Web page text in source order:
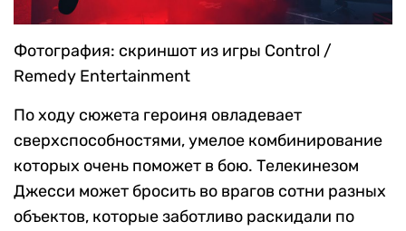
Фотография: скриншот из игры Control /
Remedy Entertainment
По ходу сюжета героиня овладевает
сверхспособностями, умелое комбинирование
которых очень поможет в бою. Телекинезом
Джесси может бросить во врагов сотни разных
объектов, которые заботливо раскидали по